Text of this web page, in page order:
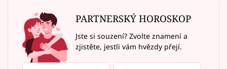
PARTNERSKÝ HOROSKOP
Jste si souzení? Zvolte znamení a
zjistěte, jestli vám hvězdy přejí.